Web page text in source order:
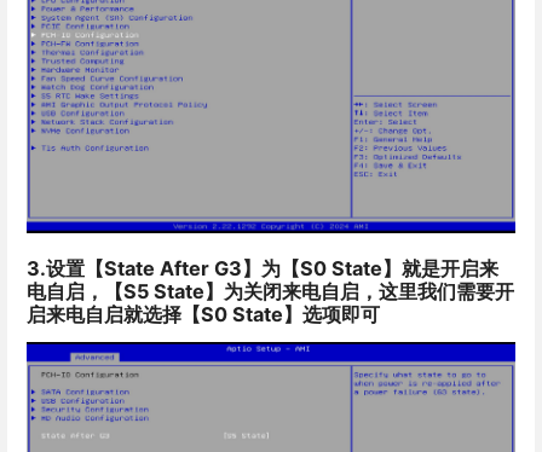
3.设置【State After G3】为【S0 State】就是开启来
电自启，【S5 State】为关闭来电自启，这里我们需要开
启来电自启就选择【S0 State】选项即可